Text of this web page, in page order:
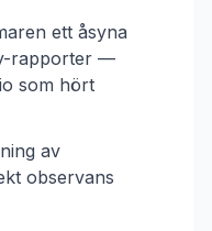
ett åsyna
rapporter —
som hört
av
observans